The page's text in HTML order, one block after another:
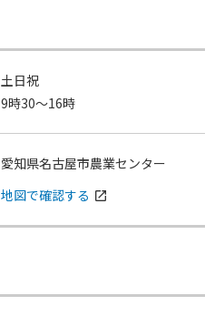
土日祝
9時30～16時
愛知県名古屋市農業センター
地図で確認する open_in_new